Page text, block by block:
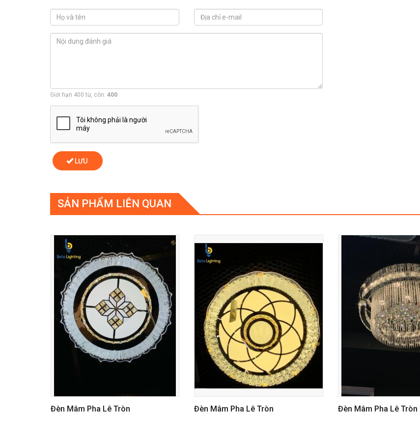
Giới hạn 400 từ, còn: 400
LƯU
SẢN PHẨM LIÊN QUAN
Đèn Mâm Pha Lê Tròn Đèn Mâm Pha Lê Tròn Đèn Mâm Pha Lê Vuông